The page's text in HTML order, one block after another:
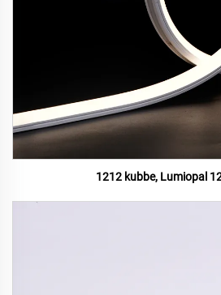
1212 kubbe, Lumiopal